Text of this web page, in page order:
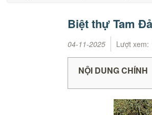
Biệt thự Tam
04-11-2025 Lượt xem:
NỘI DUNG CHÍNH